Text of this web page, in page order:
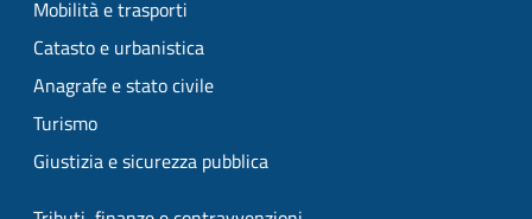
Mobilità e trasporti
Catasto e urbanistica
Anagrafe e stato civile
Turismo
Giustizia e sicurezza pubblica